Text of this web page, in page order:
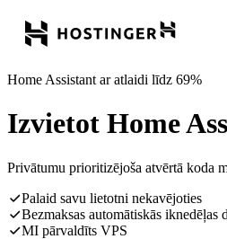
Home Assistant ar atlaidi līdz 69%
Izvietot Home
Privātumu prioritizējoša atvērtā koda
Palaid savu lietotni nekavējoties
Bezmaksas automātiskās iknedēļas
MI pārvaldīts VPS